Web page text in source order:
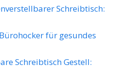
Schreibtisch:
für gesundes
Schreibtisch Gestell: